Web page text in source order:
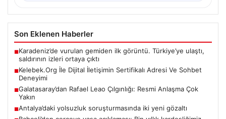
Son Eklenen Haberler
■Karadeniz’de vurulan gemiden ilk görüntü. Türkiye’ye ulaştı,
saldırının izleri ortaya çıktı
■Kelebek.Org İle Dijital İletişimin Sertifikalı Adresi Ve Sohbet
Deneyimi
■Galatasaray’dan Rafael Leao Çılgınlığı: Resmi Anlaşma Çok
Yakın
■Antalya’daki yolsuzluk soruşturmasında iki yeni gözaltı